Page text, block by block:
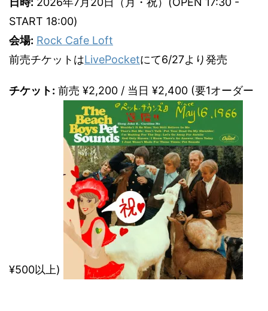
START 18:00)
会場: Rock Cafe Loft
前売チケットはLivePocketにて6/27より発売
チケット: 前売 ¥2,200 / 当日 ¥2,400 (要1オーダー
¥500以上)